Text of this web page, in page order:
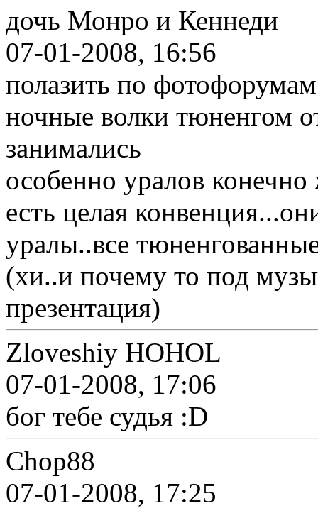
дочь Монро и Кеннеди
07-01-2008, 16:56
полазить по
ночные волки тюненгом
занимались
особенно уралов конечно
есть целая
уралы..все
(хи..и почему то под
презентация)
Zloveshiy HOHOL
07-01-2008, 17:06
бог тебе судья :D
Chop88
07-01-2008, 17:25